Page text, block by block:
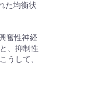
た均衡状
奮性神経
、抑制性
うして、